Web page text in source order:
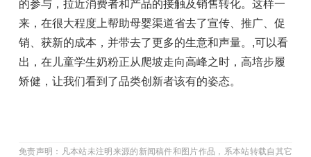
的参与，拉近消费者和产品的接触及销售转化。这样一
来，在很大程度上帮助母婴渠道省去了宣传、推广、促
销、获新的成本，并带去了更多的生意和声量。 ,可以看
出，在儿童学生奶粉正从爬坡走向高峰之时，高培步履
矫健，让我们看到了品类创新者该有的姿态。
免责声明：凡本站未注明来源的新闻稿件和图片作品，系本站转载自其它